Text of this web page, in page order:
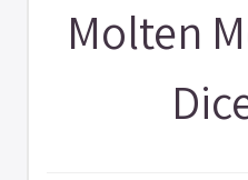
Molten